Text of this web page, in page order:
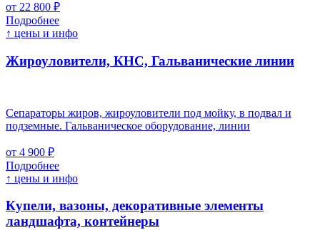
от 22 800 ₽
Подробнее
↑ цены и инфо
Жироуловители, КНС, Гальванические линии
Сепараторы жиров, жироуловители под мойку, в подвал и
подземные. Гальваническое оборудование, линии
от 4 900 ₽
Подробнее
↑ цены и инфо
Купели, вазоны, декоративные элементы
ландшафта, контейнеры